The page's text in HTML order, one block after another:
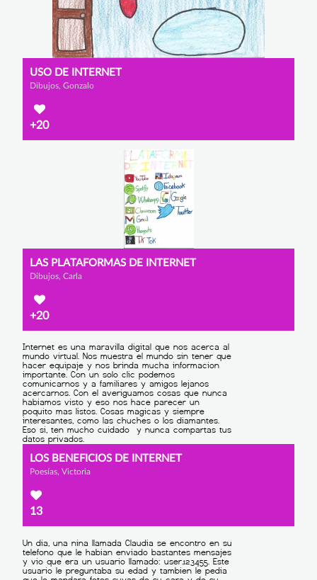
USO DE INTERNET
Dibujos, Gonzalo
+20
LAS PLATAFORMAS DE INTERNET
Dibujos, Carla
+20
LOS BENEFICIOS DE INTERNET
Poesías, Victoria
13